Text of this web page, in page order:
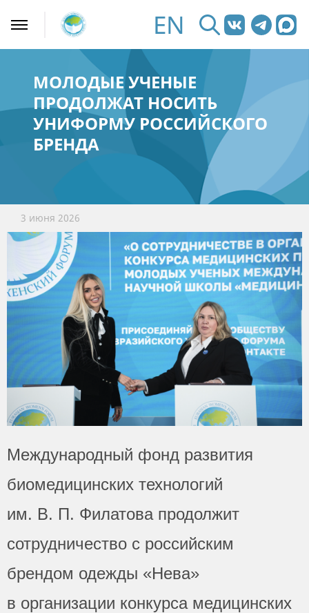
EN
МОЛОДЫЕ УЧЕНЫЕ
ПРОДОЛЖАТ НОСИТЬ
УНИФОРМУ РОССИЙСКОГО
БРЕНДА
3 июня 2026
Международный фонд развития
биомедицинских технологий
им. В. П. Филатова продолжит
сотрудничество с российским
брендом одежды «Нева»
в организации конкурса медицинских